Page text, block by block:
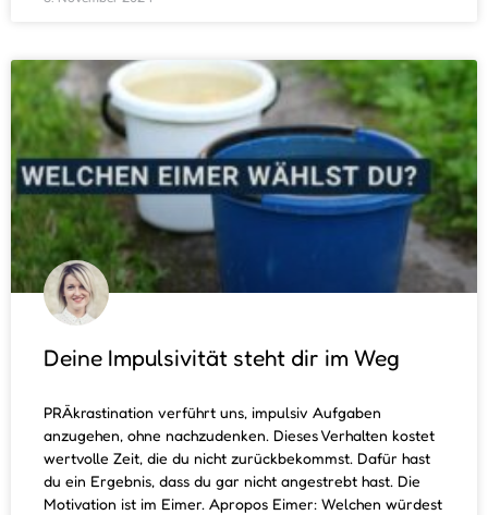
Deine Impulsivität steht dir im Weg
PRÄkrastination verführt uns, impulsiv Aufgaben
anzugehen, ohne nachzudenken. Dieses Verhalten kostet
wertvolle Zeit, die du nicht zurückbekommst. Dafür hast
du ein Ergebnis, dass du gar nicht angestrebt hast. Die
Motivation ist im Eimer. Apropos Eimer: Welchen würdest